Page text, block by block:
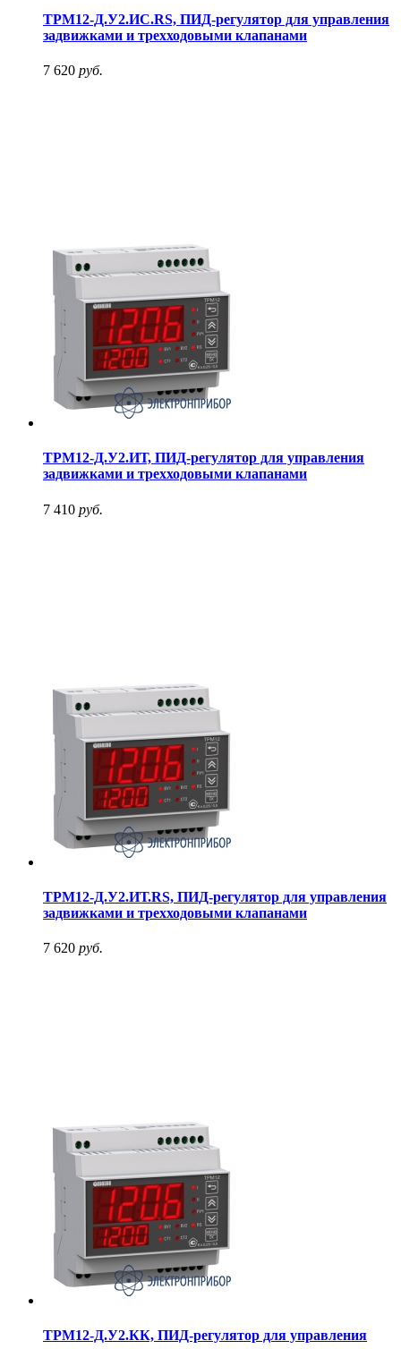
ТРМ12-Д.У2.ИС.RS, ПИД-регулятор для управления
задвижками и трехходовыми клапанами
7 620 руб.
ТРМ12-Д.У2.ИТ, ПИД-регулятор для управления
задвижками и трехходовыми клапанами
7 410 руб.
ТРМ12-Д.У2.ИТ.RS, ПИД-регулятор для управления
задвижками и трехходовыми клапанами
7 620 руб.
ТРМ12-Д.У2.КК, ПИД-регулятор для управления